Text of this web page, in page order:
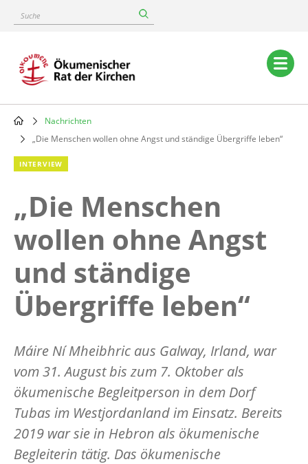
content
Suche
Main
navigation
Breadcrumb
Nachrichten
„Die Menschen wollen ohne Angst und ständige Übergriffe leben“
INTERVIEW
„Die Menschen
wollen ohne Angst
und ständige
Übergriffe leben“
Máire Ní Mheibhric aus Galway, Irland, war
vom 31. August bis zum 7. Oktober als
ökumenische Begleitperson in dem Dorf
Tubas im Westjordanland im Einsatz. Bereits
2019 war sie in Hebron als ökumenische
Begleiterin tätig. Das ökumenische